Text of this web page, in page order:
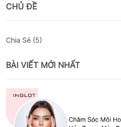
CHỦ ĐỀ
Chia Sẻ (5)
BÀI VIẾT MỚI NHẤT